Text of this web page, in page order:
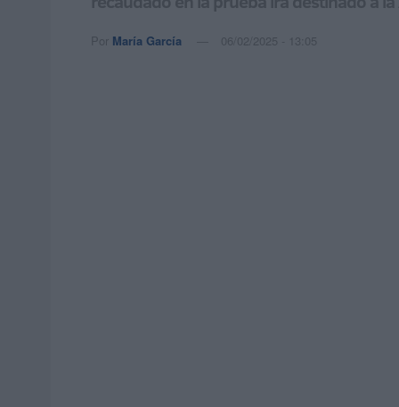
Por María García 06/02/2025 - 13:05